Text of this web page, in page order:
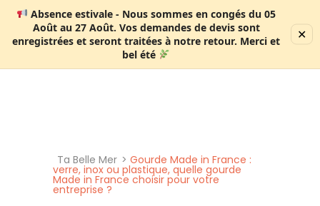
Absence estivale- Nous sommes en congés du 05
Août au 27 Août. Vos demandes de devis sont
enregistrées et seront traitées à notre retour. Merci et
bel été
✕
0 produit
Ta Belle Mer > Gourde Made in France :
verre, inox ou plastique, quelle gourde
Made in France choisir pour votre
entreprise ?